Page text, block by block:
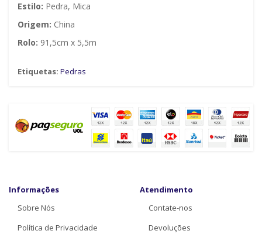
Estilo: Pedra, Mica
Origem: China
Rolo: 91,5cm x 5,5m
Etiquetas: Pedras
Informações
Sobre Nós
Política de Privacidade
Atendimento
Contate-nos
Devoluções